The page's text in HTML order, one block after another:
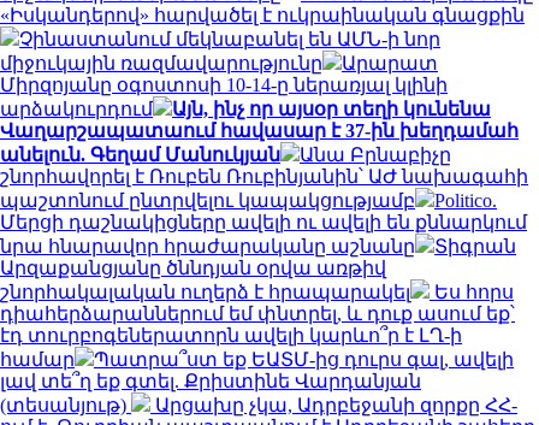
«Իսկանդերով» հարվածել է ուկրաինական գնացքին
Չինաստանում մեկնաբանել են ԱՄՆ-ի նոր
միջուկային ռազմավարությունը
Արարատ
Միրզոյանը օգոստոսի 10-14-ը ներառյալ կլինի
արձակուրդում
Այն, ինչ որ այսօր տեղի կունենա
Վաղարշապատաում հավասար է 37-ին խեղդամահ
անելուն. Գեղամ Մանուկյան
Անա Բրնաբիչը
շնորհավորել է Ռուբեն Ռուբինյանին՝ ԱԺ նախագահի
պաշտոնում ընտրվելու կապակցությամբ
Politico.
Մերցի դաշնակիցները ավելի ու ավելի են քննարկում
նրա հնարավոր հրաժարականը աշնանը
Տիգրան
Արզաքանցյանը ծննդյան օրվա առթիվ
շնորհակալական ուղերձ է հրապարակել
Ես հորս
դիահերձարաններում եմ փնտրել, և դուք ասում եք՝
էդ տուրբոգեներատորն ավելի կարևո՞ր է ԼՂ-ի
համար
Պատրա՞ստ եք ԵԱՏՄ-ից դուրս գալ, ավելի
լավ տե՞ղ եք գտել. Քրիստինե Վարդանյան
(տեսանյութ)
Արցախը չկա, Ադրբեջանի զորքը ՀՀ-